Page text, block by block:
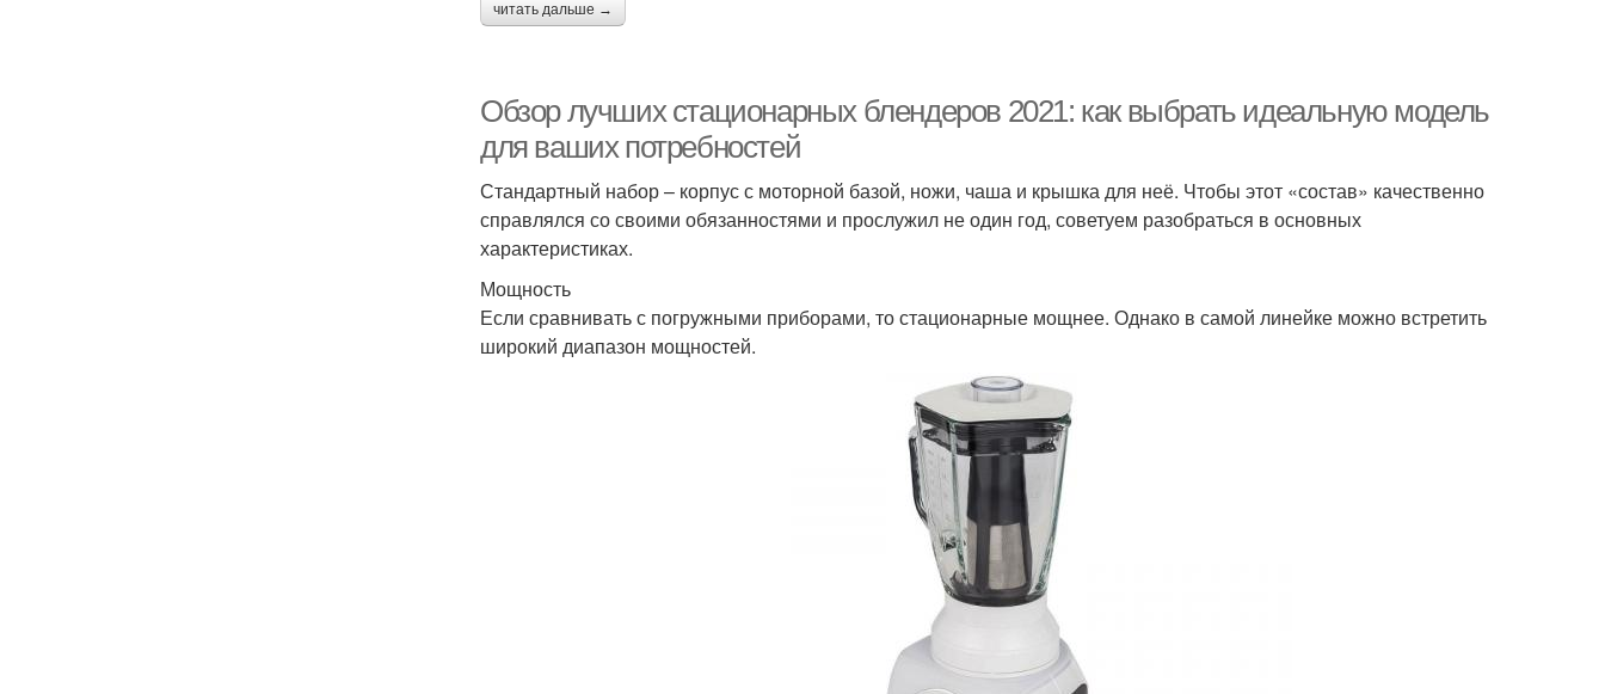
читать дальше →
Обзор лучших стационарных блендеров 2021: как выбрать идеальную модель
для ваших потребностей
Стандартный набор – корпус с моторной базой, ножи, чаша и крышка для неё. Чтобы этот «состав» качественно
справлялся со своими обязанностями и прослужил не один год, советуем разобраться в основных
характеристиках.
Мощность
Если сравнивать с погружными приборами, то стационарные мощнее. Однако в самой линейке можно встретить
широкий диапазон мощностей.